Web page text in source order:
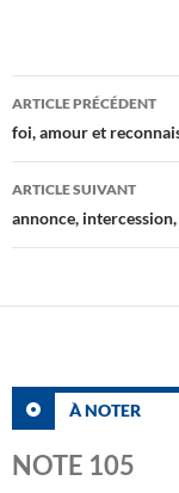
Navigation
des
articles
ARTICLE PRÉCÉDENT
foi, amour et
ARTICLE SUIVANT
annonce,
À NOTER
NOTE 105